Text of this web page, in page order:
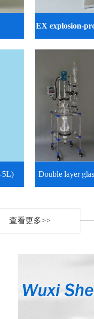
EX explosion-
5L) Double layer
查看更多>>